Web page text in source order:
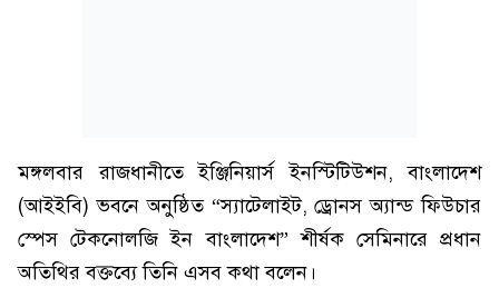
মঙ্গলবার রাজধানীতে ইঞ্জিনিয়ার্স ইনস্টিটিউশন, বাংলাদেশ
(আইইবি) ভবনে অনুষ্ঠিত “স্যাটেলাইট, ড্রোনস অ্যান্ড ফিউচার
স্পেস টেকনোলজি ইন বাংলাদেশ” শীর্ষক সেমিনারে প্রধান
অতিথির বক্তব্যে তিনি এসব কথা বলেন।